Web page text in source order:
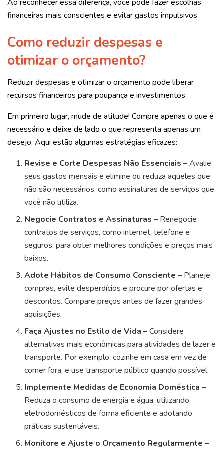
Ao reconhecer essa diferença, você pode fazer escolhas
financeiras mais conscientes e evitar gastos impulsivos.
Como reduzir despesas e
otimizar o orçamento?
Reduzir despesas e otimizar o orçamento pode liberar
recursos financeiros para poupança e investimentos.
Em primeiro lugar, mude de atitude! Compre apenas o que é
necessário e deixe de lado o que representa apenas um
desejo. Aqui estão algumas estratégias eficazes:
Revise e Corte Despesas Não Essenciais –Avalie
seus gastos mensais e elimine ou reduza aqueles que
não são necessários, como assinaturas de serviços que
você não utiliza.
Negocie Contratos e Assinaturas – Renegocie
contratos de serviços, como internet, telefone e
seguros, para obter melhores condições e preços mais
baixos.
Adote Hábitos de Consumo Consciente – Planeje
compras, evite desperdícios e procure por ofertas e
descontos. Compare preços antes de fazer grandes
aquisições.
Faça Ajustes no Estilo de Vida –Considere
alternativas mais econômicas para atividades de lazer e
transporte. Por exemplo, cozinhe em casa em vez de
comer fora, e use transporte público quando possível.
Implemente Medidas de Economia Doméstica –
Reduza o consumo de energia e água, utilizando
eletrodomésticos de forma eficiente e adotando
práticas sustentáveis.
Monitore e Ajuste o Orçamento Regularmente –